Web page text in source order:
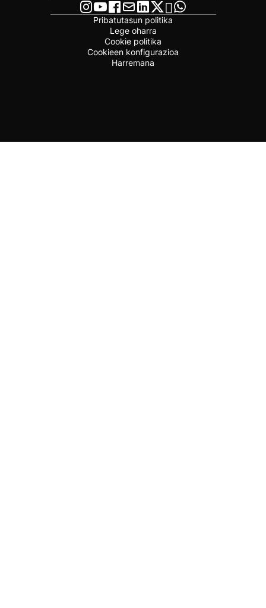
Pribatutasun politika
Lege oharra
Cookie politika
Cookieen konfigurazioa
Harremana